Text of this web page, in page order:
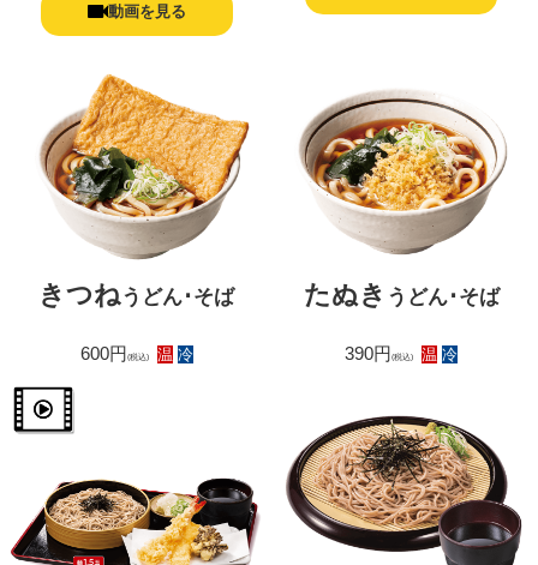
動画を見る
きつねうどん･そば
600円 (税込) 温 冷
たぬき うどん･そば
390円(税込) 温 冷